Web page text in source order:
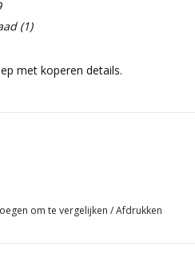
(1)
met koperen details.
om te vergelijken /Afdrukken